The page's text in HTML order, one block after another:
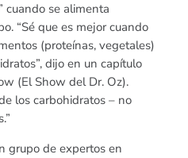
cuando se alimenta
“Sé que es mejor cuando
(proteínas, vegetales)
dijo en un capítulo
(El Show del Dr. Oz).
los carbohidratos – no
grupo de expertos en